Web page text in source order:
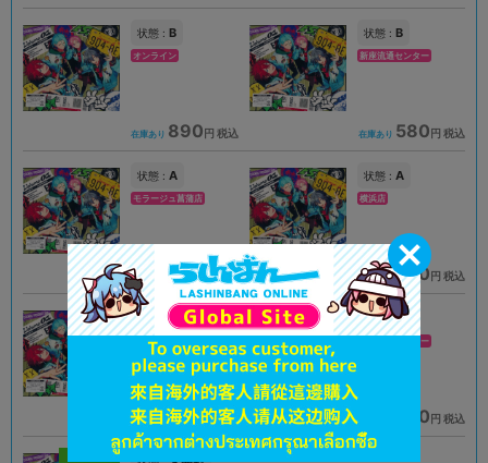
状態 : B
オンライン
在庫あり 890円 税込
状態 : B
新座流通センター
在庫あり 580円 税込
状態 : A
モラージュ菖蒲店
在庫あり 1,290 円 税込
状態 : A
横浜店
在庫あり 1,290円 税込
状態 :未開封
高崎店
在庫あり 1,290円 税込
新入荷 状態 :A
新座流通センター
在庫あり 1,290円 税込